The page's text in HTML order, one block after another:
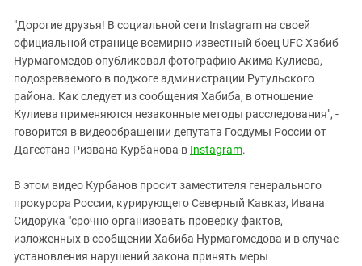
"Дорогие друзья! В социальной сети Instagram на своей
официальной странице всемирно известный боец UFC Хабиб
Нурмагомедов опубликовал фотографию Акима Кулиева,
подозреваемого в поджоге администрации Рутульского
района. Как следует из сообщения Хабиба, в отношение
Кулиева применяются незаконные методы расследования", -
говорится в видеообращении депутата Госдумы России от
Дагестана Ризвана Курбанова в Instagram.
В этом видео Курбанов просит заместителя генерального
прокурора России, курирующего Северный Кавказ, Ивана
Сидорука "срочно организовать проверку фактов,
изложенных в сообщении Хабиба Нурмагомедова и в случае
установления нарушений закона принять меры